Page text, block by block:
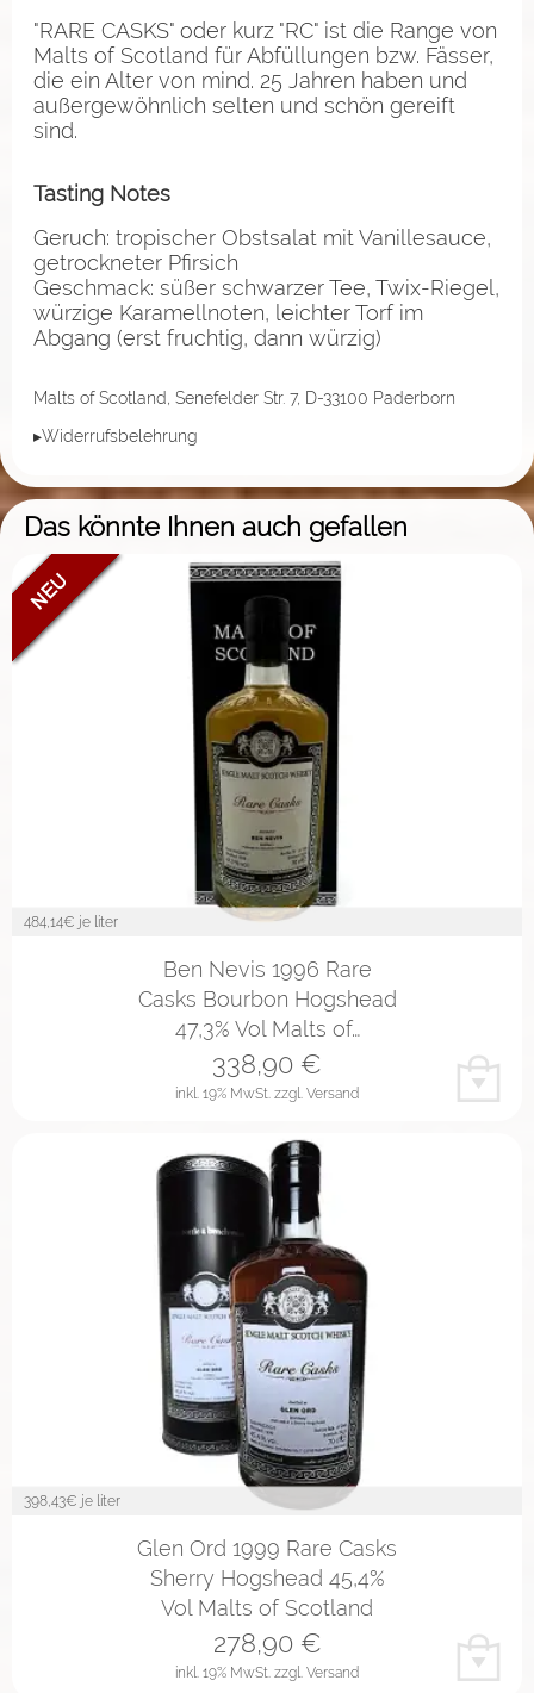
"RARE CASKS" oder kurz "RC" ist die Range von
Malts of Scotland für Abfüllungen bzw. Fässer,
die ein Alter von mind. 25 Jahren haben und
außergewöhnlich selten und schön gereift
sind.
Tasting Notes
Geruch: tropischer Obstsalat mit Vanillesauce,
getrockneter Pfirsich
Geschmack: süßer schwarzer Tee, Twix-Riegel,
würzige Karamellnoten, leichter Torf im
Abgang (erst fruchtig, dann würzig)
Malts of Scotland, Senefelder Str. 7, D-33100 Paderborn
▸Widerrufsbelehrung
Das könnte Ihnen auch gefallen
484,14€ je liter
Ben Nevis 1996 Rare
Casks Bourbon Hogshead
47,3% Vol Malts of…
inkl. 19% MwSt. zzgl. Versand
338,90 €
398,43€ je liter
Glen Ord 1999 Rare Casks
Sherry Hogshead 45,4%
Vol Malts of Scotland
inkl. 19% MwSt. zzgl. Versand
278,90€